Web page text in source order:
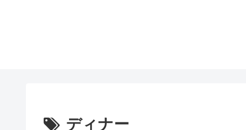
ディナー